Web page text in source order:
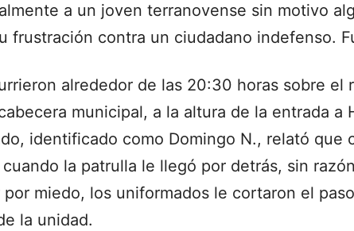
a un joven terranovense sin motivo
frustración contra un ciudadano indefenso.
alrededor de las 20:30 horas sobre el
municipal, a la altura de la entrada a
identificado como Domingo N., relató que
la patrulla le llegó por detrás, sin
miedo, los uniformados le cortaron el
la unidad.